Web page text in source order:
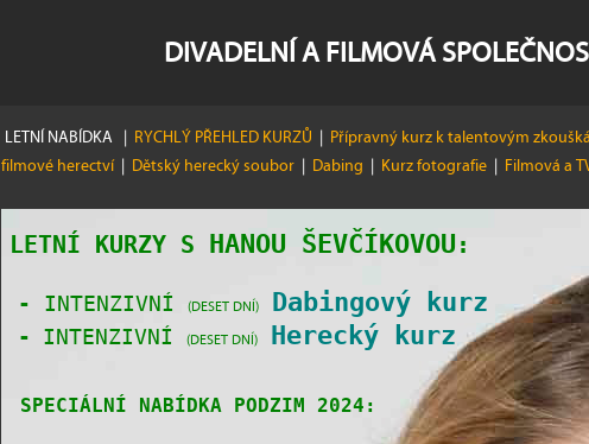
DIVADELNÍ A FILMOVÁ
LETNÍ NABÍDKA | RYCHLÝ PŘEHLED KURZŮ | Přípravný kurz k talentovým
filmové herectví | Dětský herecký soubor | Dabing | Kurz fotografie | Filmová a
LETNÍ KURZY S HANOU ŠEVČÍKOVOU :
- INTENZIVNÍ (DESET DNÍ) Dabingový kurz
- INTENZIVNÍ (DESET DNÍ) Herecký kurz
SPECIÁLNÍ NABÍDKA PODZIM 2024: